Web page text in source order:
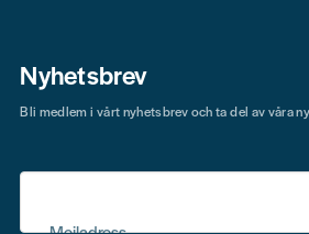
Nyhetsbrev
Bli medlem i vårt nyhetsbrev och ta del av våra